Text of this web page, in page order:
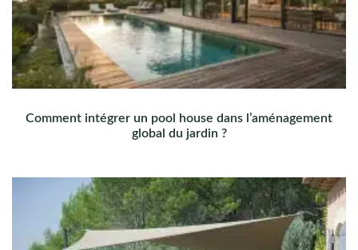
Comment intégrer un pool house dans l’aménagement
global du jardin ?